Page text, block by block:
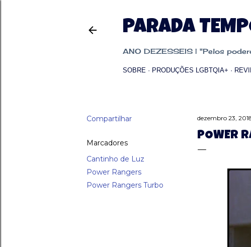
PARADA
ANO DEZESSEIS | "Pelos
SOBRE PRODUÇÕES LGBTQIA+
Compartilhar
Marcadores
Cantinho de Luz
Power Rangers
Power Rangers Turbo
dezembro 23,
POWER